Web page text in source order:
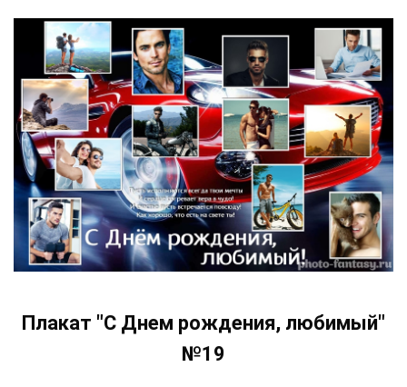
Плакат "С Днем рождения, любимый"
№19